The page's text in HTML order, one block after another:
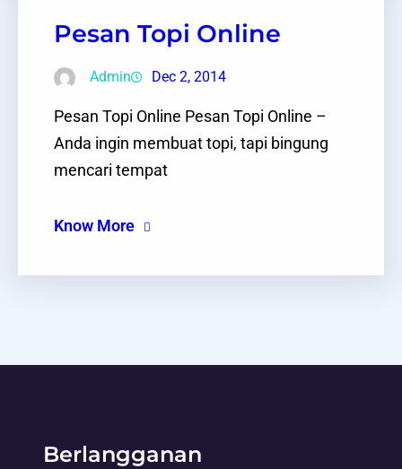
Pesan Topi Online
Admin Dec 2, 2014
Pesan Topi Online Pesan Topi Online –
Anda ingin membuat topi, tapi bingung
mencari tempat
Know More
Berlangganan